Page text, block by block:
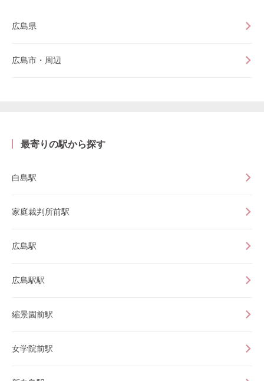
広島県
広島市・周辺
最寄りの駅から探す
白島駅
家庭裁判所前駅
広島駅
広島駅駅
縮景園前駅
女学院前駅